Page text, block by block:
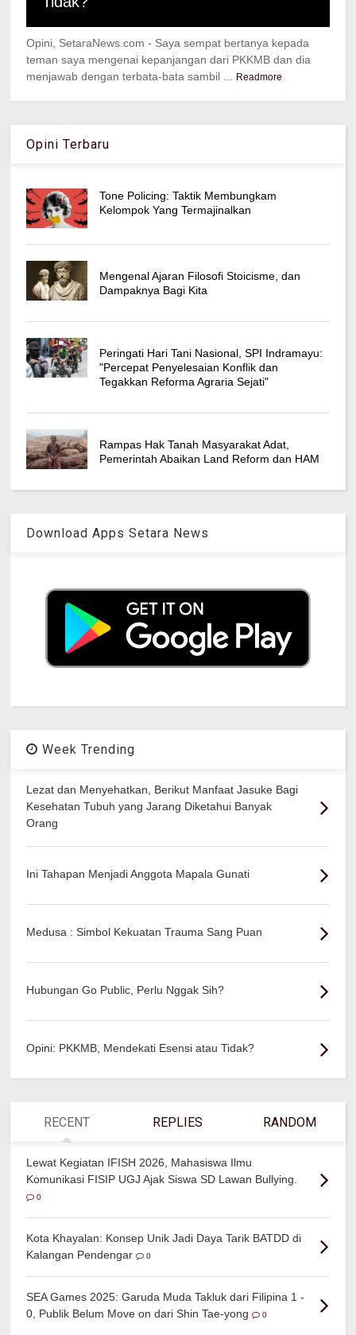
Opini, SetaraNews.com - Saya sempat bertanya kepada
teman saya mengenai kepanjangan dari PKKMB dan dia
menjawab dengan terbata-bata sambil ...
Readmore
Opini Terbaru
Tone Policing: Taktik Membungkam
Kelompok Yang Termajinalkan
Mengenal Ajaran Filosofi Stoicisme, dan
Dampaknya Bagi Kita
Peringati Hari Tani Nasional, SPI Indramayu:
"Percepat Penyelesaian Konflik dan
Tegakkan Reforma Agraria Sejati"
Rampas Hak Tanah Masyarakat Adat,
Pemerintah Abaikan Land Reform dan HAM
Download Apps Setara News
Week Trending
Lezat dan Menyehatkan, Berikut Manfaat Jasuke Bagi
Kesehatan Tubuh yang Jarang Diketahui Banyak
Orang
Ini Tahapan Menjadi Anggota Mapala Gunati
Medusa : Simbol Kekuatan Trauma Sang Puan
Hubungan Go Public, Perlu Nggak Sih?
Opini: PKKMB, Mendekati Esensi atau Tidak?
RECENT REPLIES RANDOM
Lewat Kegiatan IFISH 2026, Mahasiswa Ilmu
Komunikasi FISIP UGJ Ajak Siswa SD Lawan Bullying.
0
Kota Khayalan: Konsep Unik Jadi Daya Tarik BATDD di
Kalangan Pendengar
0
SEA Games 2025: Garuda Muda Takluk dari Filipina 1 -
0, Publik Belum Move on dari Shin Tae-yong
0